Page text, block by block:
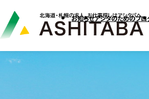
お知らせアシタのためのブロ